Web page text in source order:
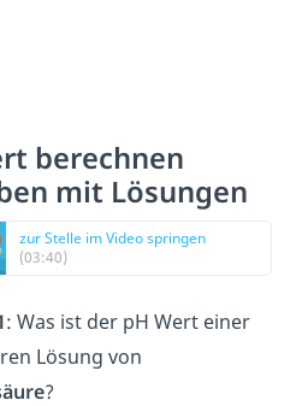
berechnen
mit Lösungen
zur Stelle im Video springen
(03:40)
: Was ist der pH Wert einer
Lösung von
?